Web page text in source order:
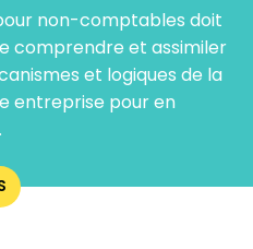
non-comptables doit
comprendre et assimiler
et logiques de la
entreprise pour en